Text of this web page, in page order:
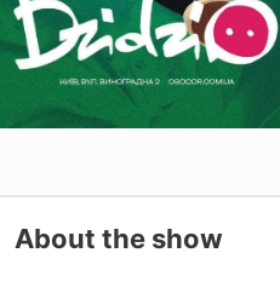
About the show